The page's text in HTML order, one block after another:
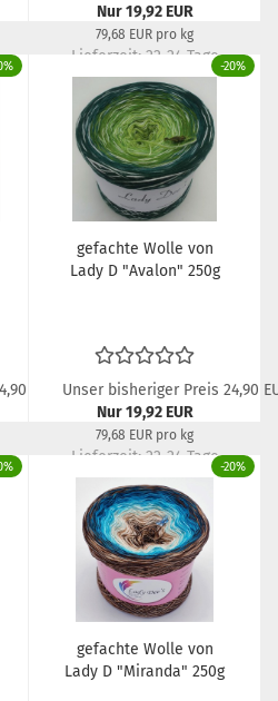
Nur 19,92 EUR
79,68 EUR pro kg
Lieferzeit: 22-24 Tage
EUR
-20%
gefachte Wolle von
Lady D "Avalon" 250g
Unser bisheriger Preis 24,90
Nur 19,92 EUR
79,68 EUR pro kg
Lieferzeit: 22-24 Tage
-20%
gefachte Wolle von
Lady D "Miranda" 250g